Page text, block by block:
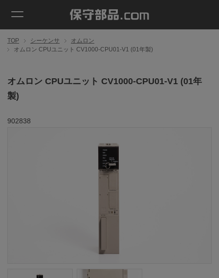
TOP シーケンサ
オムロン
オムロン CPUユニット CV1000-CPU01-V1 (01年製)
オムロン CPUユニット CV1000-CPU01-V1 (01年
製)
902838